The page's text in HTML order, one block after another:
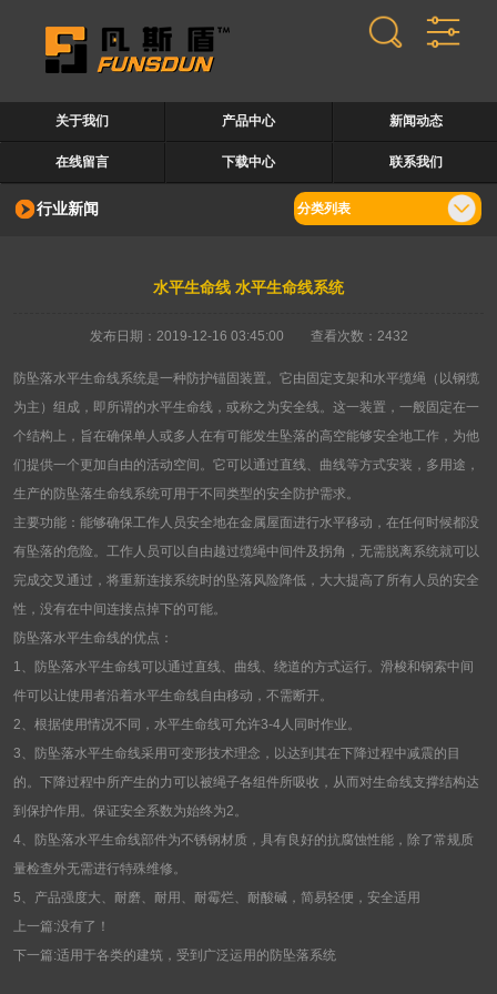
关于我们 产品中心 新闻动态
在线留言 下载中心 联系我们
行业新闻 分类列表
水平生命线 水平生命线系统
发布日期：2019-12-16 03:45:00 查看次数：2432
防坠落水平生命线系统是一种防护锚固装置。它由固定支架和水平缆绳（以钢缆
为主）组成，即所谓的水平生命线，或称之为安全线。这一装置，一般固定在一
个结构上，旨在确保单人或多人在有可能发生坠落的高空能够安全地工作，为他
们提供一个更加自由的活动空间。它可以通过直线、曲线等方式安装，多用途，
生产的防坠落生命线系统可用于不同类型的安全防护需求。
主要功能：能够确保工作人员安全地在金属屋面进行水平移动，在任何时候都没
有坠落的危险。工作人员可以自由越过缆绳中间件及拐角，无需脱离系统就可以
完成交叉通过，将重新连接系统时的坠落风险降低，大大提高了所有人员的安全
性，没有在中间连接点掉下的可能。
防坠落水平生命线的优点：
1、防坠落水平生命线可以通过直线、曲线、绕道的方式运行。滑梭和钢索中间
件可以让使用者沿着水平生命线自由移动，不需断开。
2、根据使用情况不同，水平生命线可允许3-4人同时作业。
3、防坠落水平生命线采用可变形技术理念，以达到其在下降过程中减震的目
的。下降过程中所产生的力可以被绳子各组件所吸收，从而对生命线支撑结构达
到保护作用。保证安全系数为始终为2。
4、防坠落水平生命线部件为不锈钢材质，具有良好的抗腐蚀性能，除了常规质
量检查外无需进行特殊维修。
5、产品强度大、耐磨、耐用、耐霉烂、耐酸碱，简易轻便，安全适用
上一篇:没有了！
下一篇:适用于各类的建筑，受到广泛运用的防坠落系统